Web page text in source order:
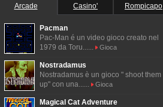
Arcade Casino' Rompicapo
Pacman
Pac-Man é un video gioco creato nel
1979 da Toru......
Gioca
Nostradamus
Nostradamus è un gioco " shoot them
up" con una......
Gioca
Magical Cat Adventure